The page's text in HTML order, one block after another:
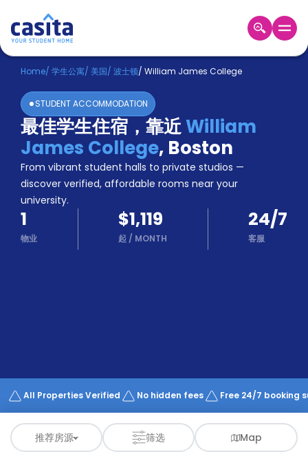
Home ZH USD
登
入
Booking
Accommodation
About
us
Blog
Refer
And
Earn
Become
Works
Home/ 学生公寓/ 美国/ 波士顿/ William James College
STUDENT ACCOMMODATION
最佳学生住宿，靠近William
James College, Boston
From vibrant student halls to private studios —
discover verified, affordable rooms near your
university.
1
物业
$1,119
起 / MONTH
24/7
客服
All Properties Verified No hidden fees Free 24/7 booking
推荐房源 筛选 Map